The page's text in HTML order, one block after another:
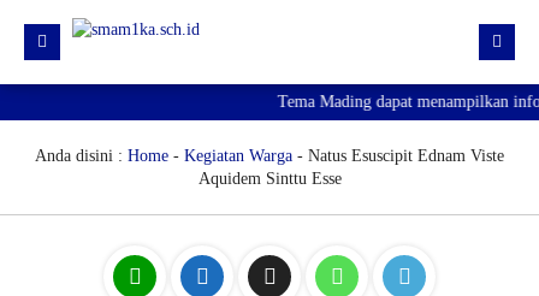
PROFIL
Tema Mading dapat menampilkan
Anda disini : Home - Kegiatan Warga - Natus Esuscipit Ednam Viste
Aquidem Sinttu Esse